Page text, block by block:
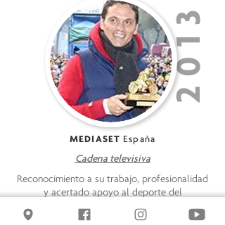
2013
MEDIASET España
Cadena televisiva
Reconocimiento a su trabajo, profesionalidad
y acertado apoyo al deporte del
retransmisiones del Campeonato del Mundo